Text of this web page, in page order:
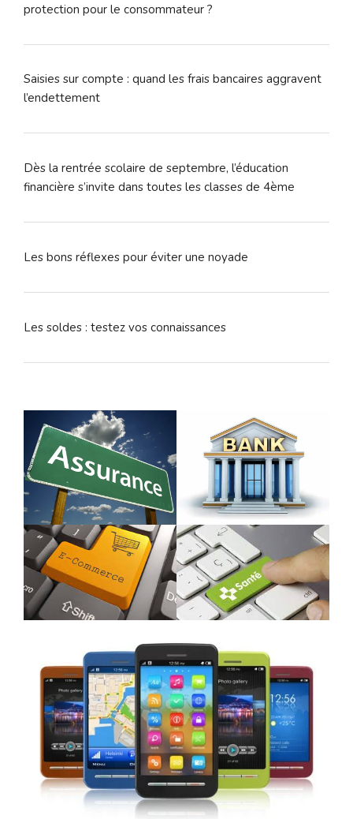
protection pour le consommateur ?
Saisies sur compte : quand les frais bancaires aggravent
l’endettement
Dès la rentrée scolaire de septembre, l’éducation
financière s’invite dans toutes les classes de 4ème
Les bons réflexes pour éviter une noyade
Les soldes : testez vos connaissances